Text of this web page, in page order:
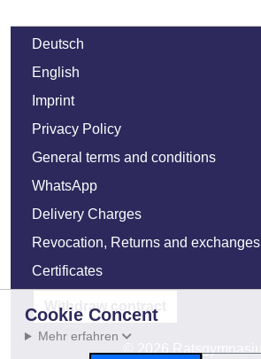
Deutsch
English
Imprint
Privacy Policy
General terms and conditions
WhatsApp
Delivery Charges
Revocation, Returns and exchanges
Certificates
Withdraw contract
Cookie Concent
Mehr erfahren